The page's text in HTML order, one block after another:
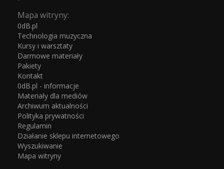
Mapa witryny:
0dB.pl
Technologia muzyczna
Kursy i warsztaty
Darmowe materiały
Pakiety
Kontakt
0dB.pl - informacje
Materiały dla mediów
Archiwum aktualności
Polityka prywatności
Regulamin
Działanie sklepu internetowego
Wyszukiwanie
Mapa witryny